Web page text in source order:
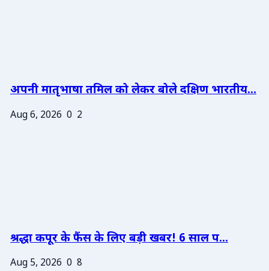
अपनी मातृभाषा तमिल को लेकर बोले दक्षिण भारतीय...
Aug 6, 2026 0 2
श्रद्धा कपूर के फैंस के लिए बड़ी खबर! 6 साल प...
Aug 5, 2026 0 8